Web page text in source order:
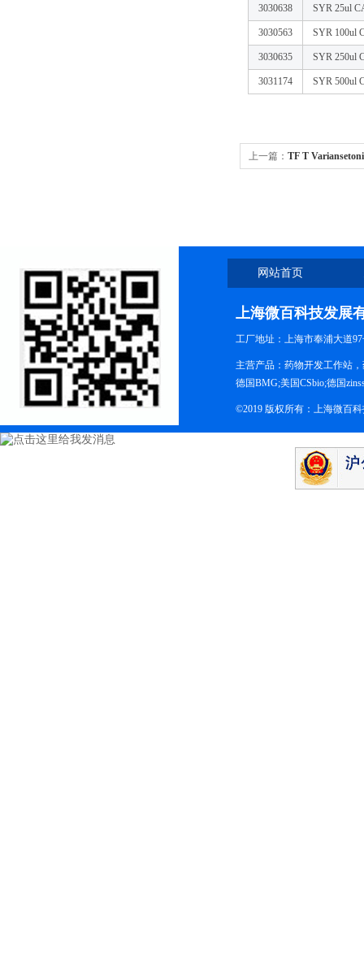
3030638 SYR 25ul
3030563 SYR 100ul
3030635 SYR 250ul
3031174 SYR 500ul
上一篇： TF T
网站首页
上海微百科技发展
工厂地址：上海市奉浦大道
主营产品：药物开发工作站
德国BMG;美国CSbio;德国
©2019 版权所有：上海微百